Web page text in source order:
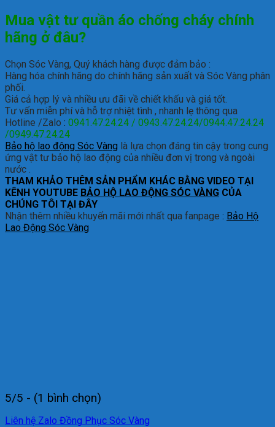
Mua vật tư quần áo chống cháy chính
hãng ở đâu?
Chọn Sóc Vàng, Quý khách hàng được đảm bảo :
Hàng hóa chính hãng do chính hãng sản xuất và Sóc Vàng phân
phối.
Giá cả hợp lý và nhiều ưu đãi về chiết khấu và giá tốt.
Tư vấn miễn phí và hỗ trợ nhiệt tình , nhanh lẹ thông qua
Hotline /Zalo : 0941.47.24.24 / 0943.47.24.24/0944.47.24.24
/0949.47.24.24
Bảo hộ lao động Sóc Vàng là lựa chọn đáng tin cậy trong cung
ứng vật tư bảo hộ lao động của nhiều đơn vị trong và ngoài
nước .
THAM KHẢO THÊM SẢN PHẨM KHÁC BẰNG VIDEO TẠI
KÊNH YOUTUBE BẢO HỘ LAO ĐỘNG SÓC VÀNG CỦA
CHÚNG TÔI TẠI ĐÂY
Nhận thêm nhiều khuyến mãi mới nhất qua fanpage : Bảo Hộ
Lao Động Sóc Vàng
5/5 - (1 bình chọn)
Liên hệ Zalo Đồng Phục Sóc Vàng